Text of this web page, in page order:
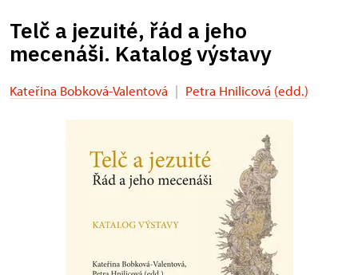
Telč a jezuité, řád a jeho
mecenáši. Katalog výstavy
Kateřina Bobková-Valentová | Petra Hnilicová (edd.)